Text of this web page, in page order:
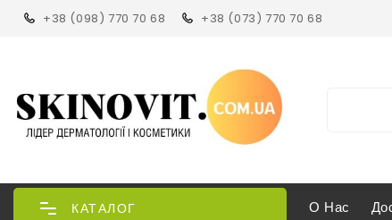
+38 (098) 770 70 68 +38 (073) 770 70 68
КАТАЛОГ О Нас